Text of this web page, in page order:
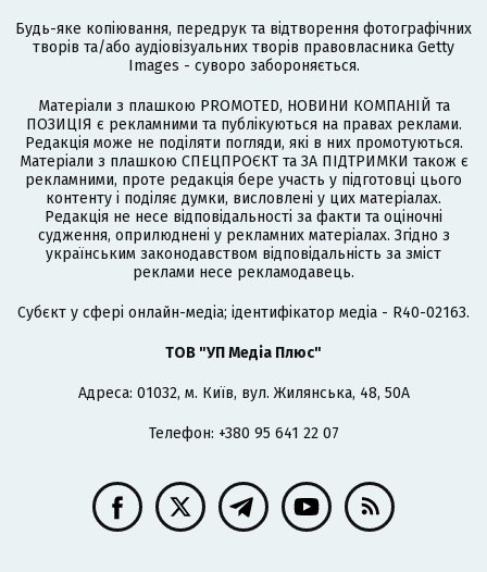
Будь-яке копіювання, передрук та відтворення фотографічних
творів та/або аудіовізуальних творів правовласника Getty
Images - суворо забороняється.
Матеріали з плашкою PROMOTED, НОВИНИ КОМПАНІЙ та
ПОЗИЦІЯ є рекламними та публікуються на правах реклами.
Редакція може не поділяти погляди, які в них промотуються.
Матеріали з плашкою СПЕЦПРОЄКТ та ЗА ПІДТРИМКИ також є
рекламними, проте редакція бере участь у підготовці цього
контенту і поділяє думки, висловлені у цих матеріалах.
Редакція не несе відповідальності за факти та оціночні
судження, оприлюднені у рекламних матеріалах. Згідно з
українським законодавством відповідальність за зміст
реклами несе рекламодавець.
Cубєкт у сфері онлайн-медіа; ідентифікатор медіа - R40-02163.
ТОВ "УП Медіа Плюс"
Адреса: 01032, м. Київ, вул. Жилянська, 48, 50А
Телефон: +380 95 641 22 07